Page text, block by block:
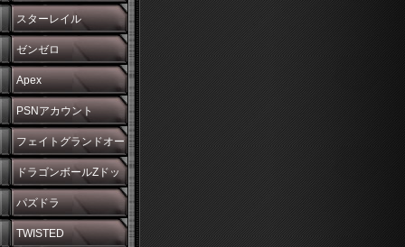
スターレイル
ゼンゼロ
Apex
PSNアカウント
フェイトグランドオー
ダー
ドラゴンボールZドッ
カンバトル
パズドラ
TWISTED